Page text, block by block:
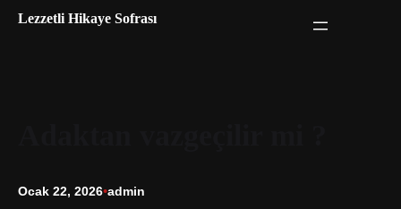
Lezzetli Hikaye Sofrası
Ocak 22, 2026•admin